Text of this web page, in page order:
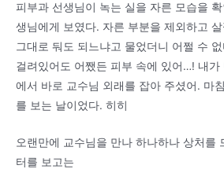
피부과 선생님이 녹는 실을 자른 모습을
생님에게 보였다. 자른 부분을 제외하고
그대로 둬도 되느냐고 물었더니 어쩔 수
걸려있어도 어쨌든 피부 속에 있어…! 내가
에서 바로 교수님 외래를 잡아 주셨어. 마
를 보는 날이었다. 히히
오랜만에 교수님을 만나 하나하나 상처를
터를 보고는